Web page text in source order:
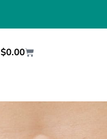
$0.00